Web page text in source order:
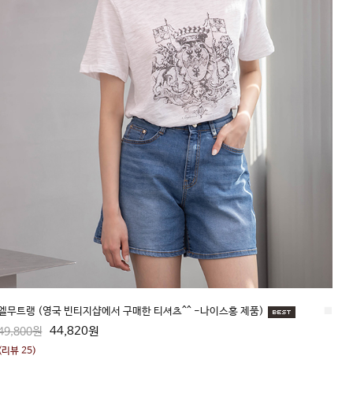
무트랭 (영국 빈티지샵에서 구매한 티셔츠^^ -나이스홍 제품)
원 44,820원
뷰 25)